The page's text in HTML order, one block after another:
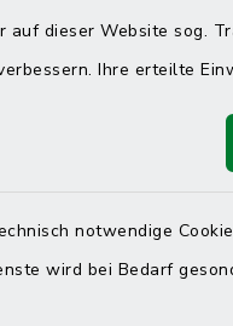
auf dieser Website sog.
Ihre erteilte
notwendige
wird bei Bedarf
Freitag
Online-
Haben Sie ein
keinen